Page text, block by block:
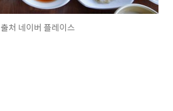
출처 네이버 플레이스